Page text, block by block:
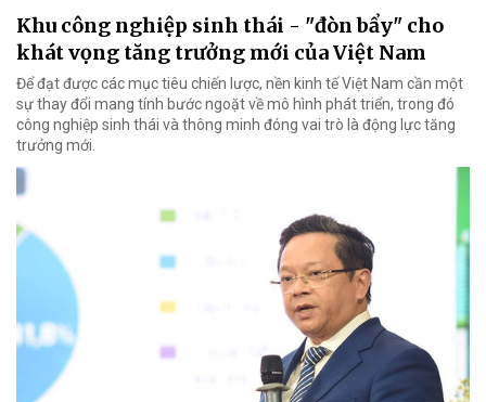
Khu công nghiệp sinh thái - "đòn bẩy" cho
khát vọng tăng trưởng mới của Việt Nam
Để đạt được các mục tiêu chiến lược, nền kinh tế Việt Nam cần một
sự thay đổi mang tính bước ngoặt về mô hình phát triển, trong đó
công nghiệp sinh thái và thông minh đóng vai trò là động lực tăng
trưởng mới.